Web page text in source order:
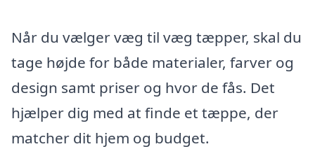
Når du vælger væg til væg tæpper, skal du
tage højde for både materialer, farver og
design samt priser og hvor de fås. Det
hjælper dig med at finde et tæppe, der
matcher dit hjem og budget.